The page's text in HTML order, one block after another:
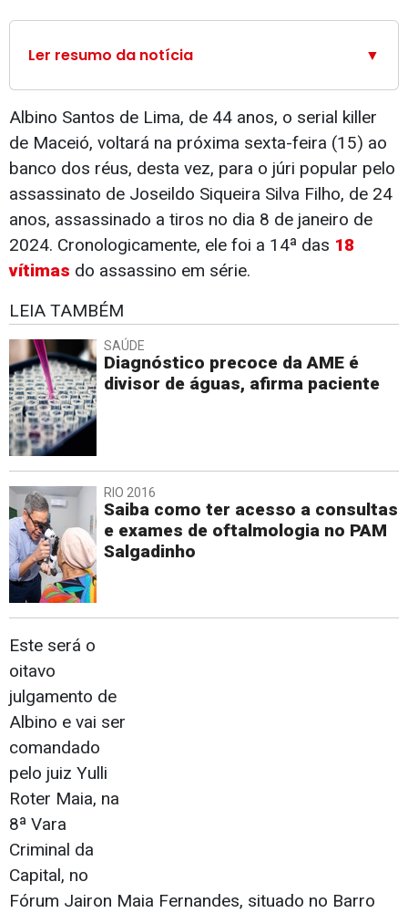
Ler resumo da notícia ▼
Albino Santos de Lima, de 44 anos, o serial killer
de Maceió, voltará na próxima sexta-feira (15) ao
banco dos réus, desta vez, para o júri popular pelo
assassinato de Joseildo Siqueira Silva Filho, de 24
anos, assassinado a tiros no dia 8 de janeiro de
2024. Cronologicamente, ele foi a 14ª das 18
vítimas do assassino em série.
LEIA TAMBÉM
SAÚDE
Diagnóstico precoce da AME é
divisor de águas, afirma paciente
RIO 2016
Saiba como ter acesso a consultas
e exames de oftalmologia no PAM
Salgadinho
Este será o
oitavo
julgamento de
Albino e vai ser
comandado
pelo juiz Yulli
Roter Maia, na
8ª Vara
Criminal da
Capital, no
Fórum Jairon Maia Fernandes, situado no Barro